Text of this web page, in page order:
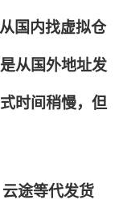
国内找虚拟仓
从国外地址发
时间稍慢，但
途等代发货